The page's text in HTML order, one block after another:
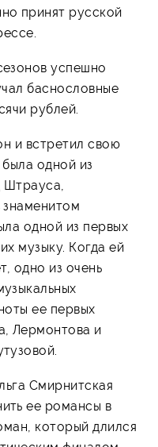
принят русской
успешно
баснословные
рублей.
и встретил свою
одной из
Штрауса,
одной из первых
музыку. Когда ей
одно из очень
ее первых
Лермонтова и
Смирнитская
ее романсы в
который длился